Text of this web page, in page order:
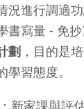
況進行調適功
書寫量 - 免
劃 ，目的是
學習態度。
新家課與評